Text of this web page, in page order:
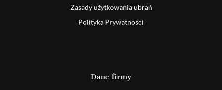
Zasady użytkowania ubrań
Polityka Prywatności
Dane firmy